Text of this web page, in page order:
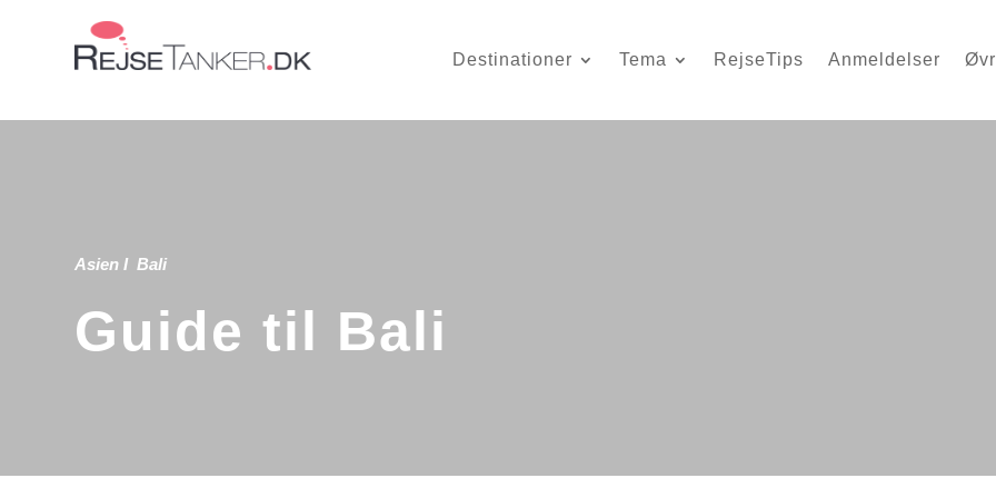
Destinationer Tema RejseTips Anmeldelser
Asien ΙBali
Guide til Bali